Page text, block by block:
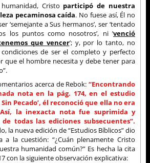
Cristo participó de nuestra
pecaminosa caída. No fuese así, Él no
‘semejante a Sus hermanos’, ser ‘tentado
los puntos como nosotros’, ni ’venció
que vencer’; y, por lo tanto, no
de ser el completo y perfecto
que el hombre necesita y debe tener para
acerca de Rebok: “Encontrando
nota en la pág. 174, en el estudio
Sin Pecado’, él reconoció que ella no era
Así, la inexacta nota fue suprimida y
todas las ediciones subsecuentes”.
la nueva edición de “Estudios Bíblicos” dio
a la cuestión: “¿Cuán plenamente Cristo
humanidad común?” Es hecha la cita
con la siguiente observación explicativa: